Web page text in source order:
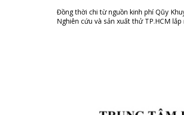
Đồng thời chi từ nguồn kinh phí Qũy
Nghiên cứu và sản xuất thử TP.HCM